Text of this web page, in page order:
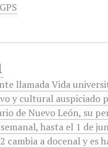
llamada Vida
y cultural auspiciado
de Nuevo León, su
hasta el 1 de
cambia a docenal y es